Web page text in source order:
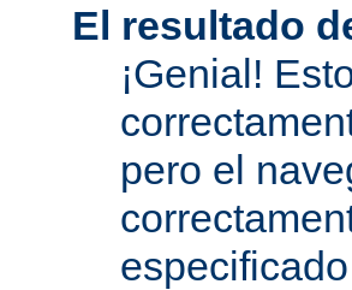
El resultado
¡Genial!
pero el